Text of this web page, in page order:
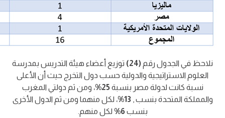
نلاحظ في الجدول رقم (24)
توزيع أعضاء هيئة التدريس بمدرسة
العلوم الاستراتيجية والدولية حسب دول التخرج حيث أن الأعلى
نسبة كانت لدولة مصر بنسبة25%
، ومن ثم دولتي المغرب
والمملكة المتحدة بنسب ,13%
، لكل منهما ومن ثم الدول الأخرى
بنسب6% لكل منهم.